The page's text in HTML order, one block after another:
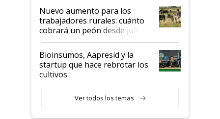
Nuevo aumento para los
trabajadores rurales: cuánto
cobrará un peón desde julio
Bioinsumos, Aapresid y la
startup que hace rebrotar los
cultivos
Ver todos los temas